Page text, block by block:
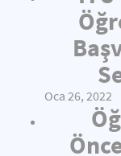
Oca 26, 2022